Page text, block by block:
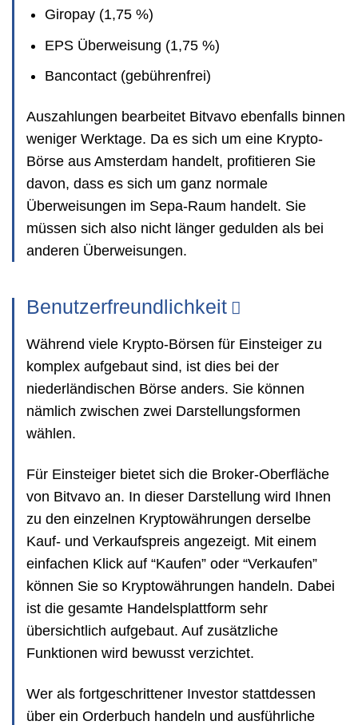
Giropay (1,75 %)
EPS Überweisung (1,75 %)
Bancontact (gebührenfrei)
Auszahlungen bearbeitet Bitvavo ebenfalls binnen
weniger Werktage. Da es sich um eine Krypto-
Börse aus Amsterdam handelt, profitieren Sie
davon, dass es sich um ganz normale
Überweisungen im Sepa-Raum handelt. Sie
müssen sich also nicht länger gedulden als bei
anderen Überweisungen.
Benutzerfreundlichkeit
Während viele Krypto-Börsen für Einsteiger zu
komplex aufgebaut sind, ist dies bei der
niederländischen Börse anders. Sie können
nämlich zwischen zwei Darstellungsformen
wählen.
Für Einsteiger bietet sich die Broker-Oberfläche
von Bitvavo an. In dieser Darstellung wird Ihnen
zu den einzelnen Kryptowährungen derselbe
Kauf- und Verkaufspreis angezeigt. Mit einem
einfachen Klick auf “Kaufen” oder “Verkaufen”
können Sie so Kryptowährungen handeln. Dabei
ist die gesamte Handelsplattform sehr
übersichtlich aufgebaut. Auf zusätzliche
Funktionen wird bewusst verzichtet.
Wer als fortgeschrittener Investor stattdessen
über ein Orderbuch handeln und ausführliche